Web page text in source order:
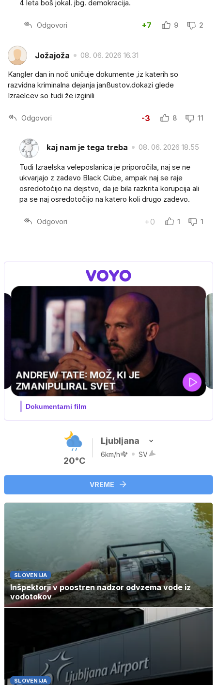
4 leta boš jokal. jbg. demokracija.
Odgovori +7 9 2
Jožajoža 08. 06. 2026 16.31
Kangler dan in noč uničuje dokumente ,iz katerih so
razvidna kriminalna dejanja janßustov.dokazi glede
Izraelcev so tudi že izginili
Odgovori -3 8 11
kaj nam je tega treba 08. 06. 2026 18.55
Tudi Izraelska veleposlanica je priporočila, naj se ne
ukvarjajo z zadevo Black Cube, ampak naj se raje
osredotočijo na dejstvo, da je bila razkrita korupcija ali
pa se naj osredotočijo na katero koli drugo zadevo.
Odgovori +0 1 1
MOJ PRIJATELJ PINGVIN
Film meseca / družinski, pustolovski
20°C
Ljubljana
6km/h SV
VREME
SLOVENIJA
Inšpektorji v poostren nadzor odvzema vode iz
vodotokov
SLOVENIJA